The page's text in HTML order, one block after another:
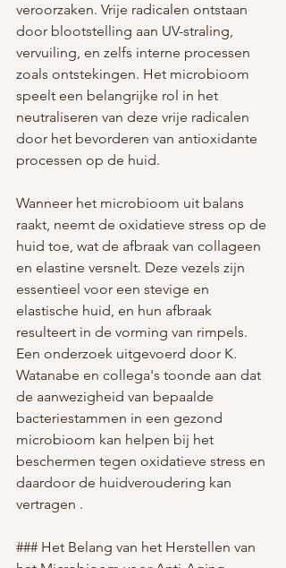
veroorzaken. Vrije radicalen ontstaan
door blootstelling aan UV-straling,
vervuiling, en zelfs interne processen
zoals ontstekingen. Het microbioom
speelt een belangrijke rol in het
neutraliseren van deze vrije radicalen
door het bevorderen van antioxidante
processen op de huid.
Wanneer het microbioom uit balans
raakt, neemt de oxidatieve stress op de
huid toe, wat de afbraak van collageen
en elastine versnelt. Deze vezels zijn
essentieel voor een stevige en
elastische huid, en hun afbraak
resulteert in de vorming van rimpels.
Een onderzoek uitgevoerd door K.
Watanabe en collega's toonde aan dat
de aanwezigheid van bepaalde
bacteriestammen in een gezond
microbioom kan helpen bij het
beschermen tegen oxidatieve stress en
daardoor de huidveroudering kan
vertragen .
### Het Belang van het Herstellen van